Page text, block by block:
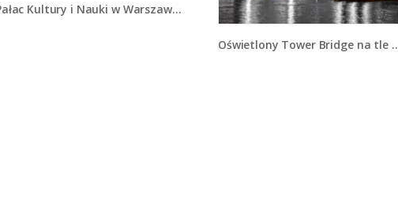
Pałac Kultury i Nauki w Warszawie - AM806
Oświetlony Tower Bridge na tle szarości - AM432